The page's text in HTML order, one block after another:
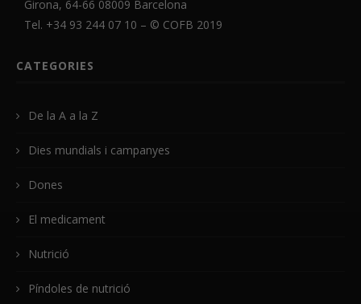
Girona, 64-66 08009 Barcelona
Tel. +34 93 244 07 10 – © COFB 2019
CATEGORIES
De la A a la Z
Dies mundials i campanyes
Dones
El medicament
Nutrició
Píndoles de nutrició